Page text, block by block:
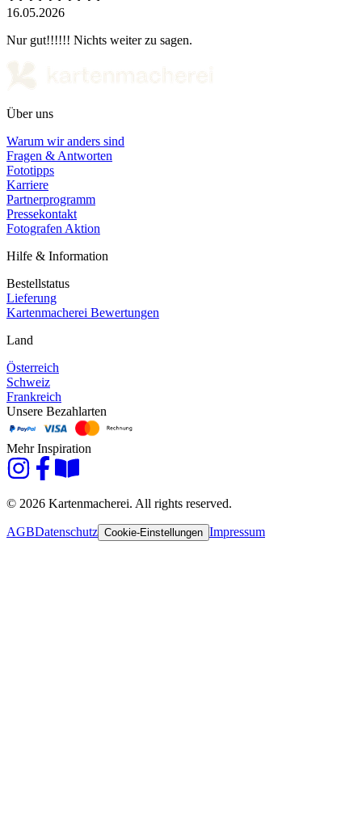
16.05.2026
Nur gut!!!!!! Nichts weiter zu sagen.
Über uns
Warum wir anders sind
Fragen & Antworten
Fototipps
Karriere
Partnerprogramm
Pressekontakt
Fotografen Aktion
Hilfe & Information
Bestellstatus
Lieferung
Kartenmacherei Bewertungen
Land
Österreich
Schweiz
Frankreich
Unsere Bezahlarten
Mehr Inspiration
© 2026 Kartenmacherei. All rights reserved.
AGBDatenschutz Cookie-Einstellungen Impressum